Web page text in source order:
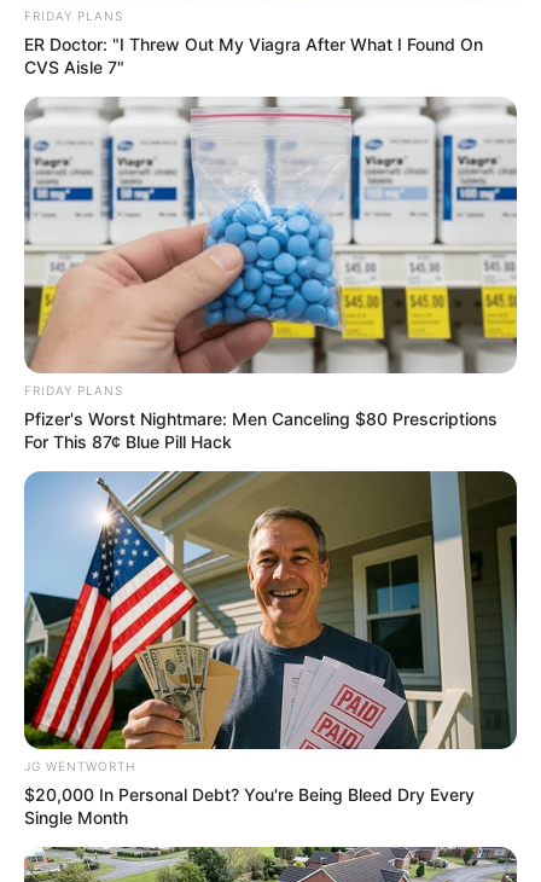
The Rarest And Most Valuable Card In The Whole
World
BRAINBERRIES
Why this ordinary drink is the secret to feeling your
best every day
CTA FAVORITE
Top 9 Most Controversial 'Late Show' Moments
BRAINBERRIES
FRIDAY PLANS
ER Doctor: "I Threw Out My Viagra After What I Found On
CVS Aisle 7"
FRIDAY PLANS
Pfizer's Worst Nightmare: Men Canceling $80 Prescriptions
For This 87¢ Blue Pill Hack
JG WENTWORTH
$20,000 In Personal Debt? You're Being Bleed Dry Every
Single Month